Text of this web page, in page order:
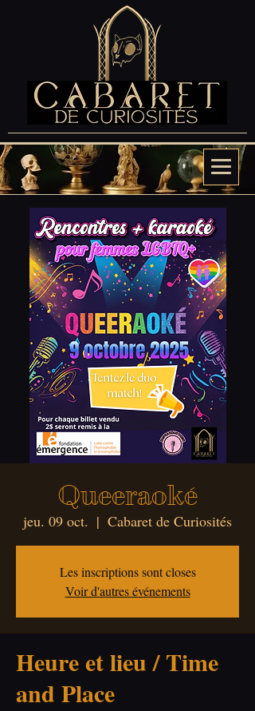
Queeraoké
jeu. 09 oct.
  |
Cabaret de Curiosités
Les inscriptions sont closes
Voir d'autres événements
Heure et lieu / Time
and Place